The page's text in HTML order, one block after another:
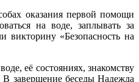
оказания первой помощи
на воде, заплывать за
викторину «Безопасность на
её состояниях, знакомству
завершение беседы Надежда